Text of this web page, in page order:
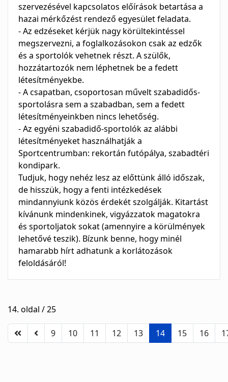
szervezésével kapcsolatos előírások betartása a
hazai mérkőzést rendező egyesület feladata.
- Az edzéseket kérjük nagy körültekintéssel
megszervezni, a foglalkozásokon csak az edzők
és a sportolók vehetnek részt. A szülők,
hozzátartozók nem léphetnek be a fedett
létesítményekbe.
- A csapatban, csoportosan művelt szabadidős-
sportolásra sem a szabadban, sem a fedett
létesítményeinkben nincs lehetőség.
- Az egyéni szabadidő-sportolók az alábbi
létesítményeket használhatják a
Sportcentrumban: rekortán futópálya, szabadtéri
kondipark.
Tudjuk, hogy nehéz lesz az előttünk álló időszak,
de hisszük, hogy a fenti intézkedések
mindannyiunk közös érdekét szolgálják. Kitartást
kívánunk mindenkinek, vigyázzatok magatokra
és sportoljatok sokat (amennyire a körülmények
lehetővé teszik). Bízunk benne, hogy minél
hamarabb hírt adhatunk a korlátozások
feloldásáról!
14. oldal / 25
9 10 11 12 13 14 15 16